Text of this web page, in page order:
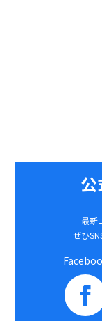
公
最新
ぜひ